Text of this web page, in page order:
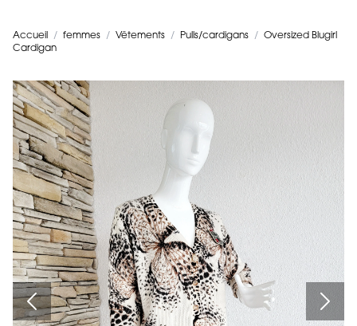
Accueil / femmes / Vêtements / Pulls/cardigans / Oversized Blugirl
Cardigan